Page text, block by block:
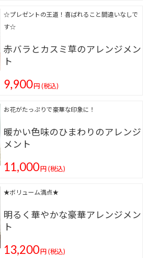
☆プレゼントの王道！喜ばれること間違いなしで
す☆
赤バラとカスミ草のアレンジメン
ト
9,900円(税込)
お花がたっぷりで豪華な印象に！
暖かい色味のひまわりのアレンジ
メント
11,000円(税込)
★ボリューム満点★
明るく華やかな豪華アレンジメン
ト
13,200円(税込)